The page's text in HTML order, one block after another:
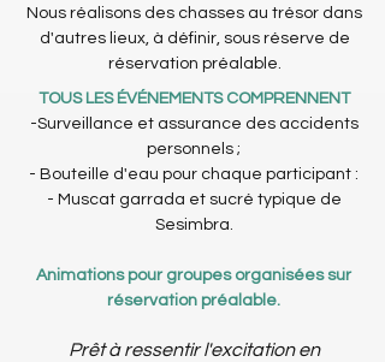
Nous réalisons des chasses au trésor dans
d'autres lieux, à définir, sous réserve de
réservation préalable.
TOUS LES ÉVÉNEMENTS COMPRENNENT
-Surveillance et assurance des accidents
personnels ;
- Bouteille d'eau pour chaque participant :
- Muscat garrada et sucré typique de
Sesimbra.
Animations pour groupes organisées sur
réservation préalable.
Prêt à ressentir l'excitation en